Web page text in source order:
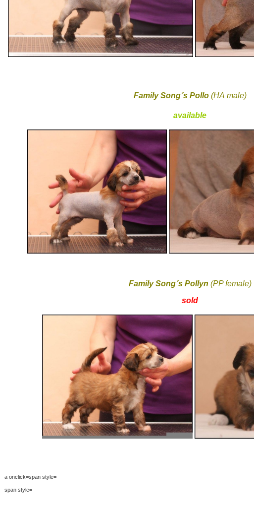
Family Song´s Pollo(HA male)
available
Family Song´s Pollyn (PP female)
sold
a onclick=span style=
span style=